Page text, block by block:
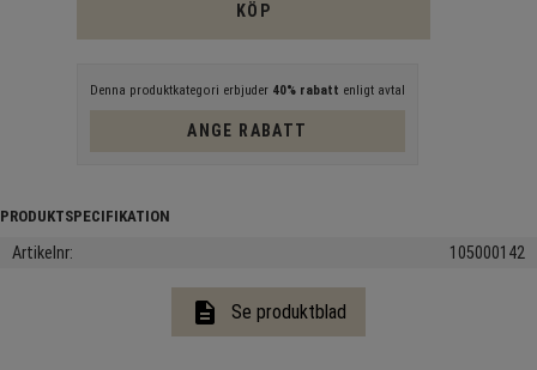
KÖP
Denna produktkategori erbjuder 40% rabatt enligt avtal
ANGE RABATT
Artikelnr 105000142
description Se produktblad